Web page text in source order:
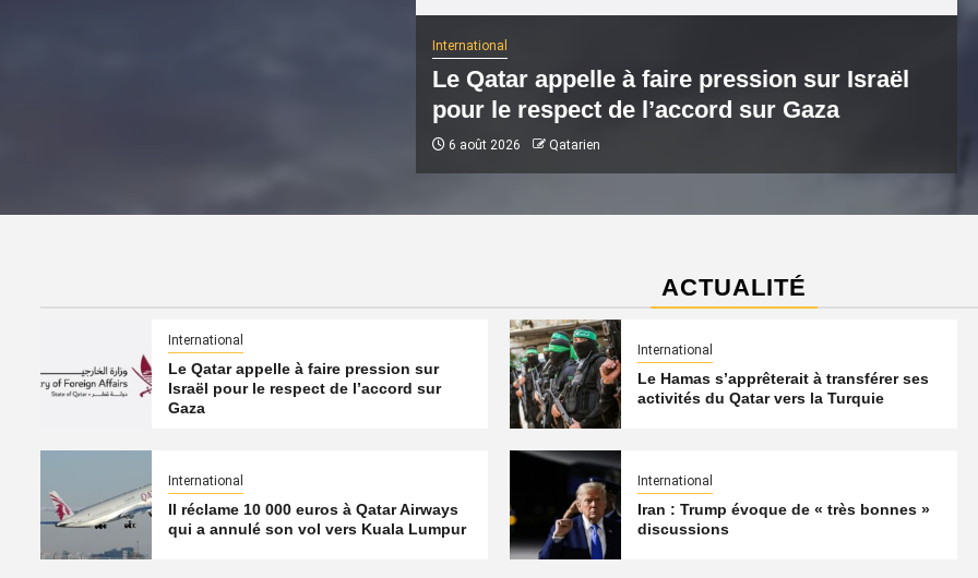
International
Le Qatar appelle à faire pression sur Israël
pour le respect de l’accord sur Gaza
6 août 2026 Qatarien
ACTUALITÉ
International
Le Qatar appelle à faire pression sur
Israël pour le respect de l’accord sur
Gaza
International
Le Hamas s’apprêterait à transférer ses
activités du Qatar vers la Turquie
International
Il réclame 10 000 euros à Qatar Airways
qui a annulé son vol vers Kuala Lumpur
International
Iran : Trump évoque de « très bonnes »
discussions